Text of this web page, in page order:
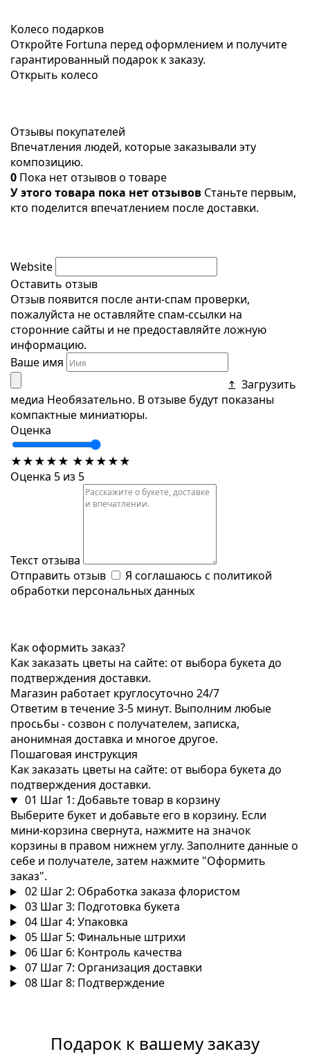
Колесо подарков
Откройте Fortuna перед оформлением и получите
гарантированный подарок к заказу.
Открыть колесо
Отзывы покупателей
Впечатления людей, которые заказывали эту
композицию.
0 Пока нет отзывов о товаре
У этого товара пока нет отзывов Станьте первым,
кто поделится впечатлением после доставки.
Website
Оставить отзыв
Отзыв появится после анти-спам проверки,
пожалуйста не оставляйте спам-ссылки на
сторонние сайты и не предоставляйте ложную
информацию.
Ваше имя
Загрузить
медиа Необязательно. В отзыве будут показаны
компактные миниатюры.
Оценка
★★★★★ ★★★★★
Оценка 5 из 5
Текст отзыва
Отправить отзыв
Я соглашаюсь с политикой
обработки персональных данных
Как оформить заказ?
Как заказать цветы на сайте: от выбора букета до
подтверждения доставки.
Магазин работает круглосуточно 24/7
Ответим в течение 3-5 минут. Выполним любые
просьбы - созвон с получателем, записка,
анонимная доставка и многое другое.
Пошаговая инструкция
Как заказать цветы на сайте: от выбора букета до
подтверждения доставки.
01 Шаг 1: Добавьте товар в корзину
Выберите букет и добавьте его в корзину. Если
мини-корзина свернута, нажмите на значок
корзины в правом нижнем углу. Заполните данные о
себе и получателе, затем нажмите "Оформить
заказ".
02 Шаг 2: Обработка заказа флористом
03 Шаг 3: Подготовка букета
04 Шаг 4: Упаковка
05 Шаг 5: Финальные штрихи
06 Шаг 6: Контроль качества
07 Шаг 7: Организация доставки
08 Шаг 8: Подтверждение
Подарок к вашему заказу